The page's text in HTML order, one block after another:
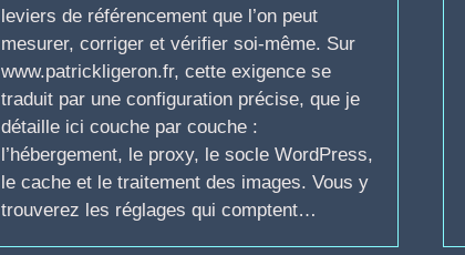
leviers de référencement que l’on peut
mesurer, corriger et vérifier soi-même. Sur
www.patrickligeron.fr, cette exigence se
traduit par une configuration précise, que je
détaille ici couche par couche :
l’hébergement, le proxy, le socle WordPress,
le cache et le traitement des images. Vous y
trouverez les réglages qui comptent…